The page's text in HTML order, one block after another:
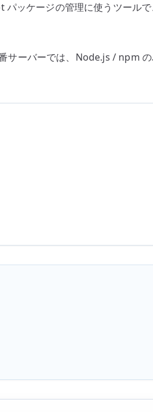
ッケージの管理に使うツール
サーバーでは、Node.js / npm